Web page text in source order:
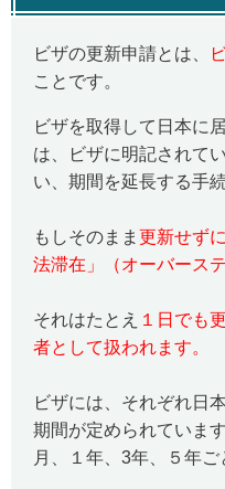
ビザの更新申請とは、
ことです。
ビザを取得して日本に
は、ビザに明記されて
い、期間を延長する手
もしそのまま 更新せず
法滞在」（オーバース
それはたとえ １日でも
者として扱われます。
ビザには、それぞれ日
期間が定められていま
月、１年、 3年、５年ご